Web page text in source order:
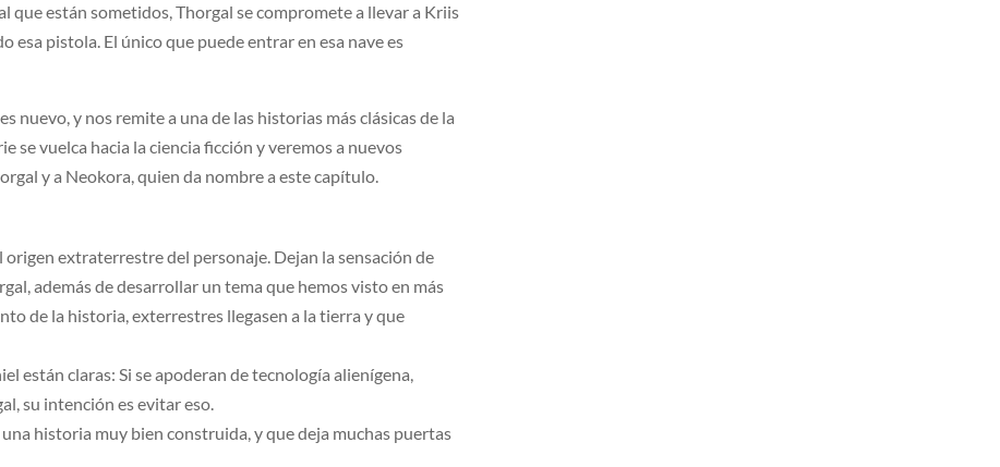
que están sometidos, Thorgal se compromete a llevar a Kriis
esa pistola. El único que puede entrar en esa nave es
nuevo, y nos remite a una de las historias más clásicas de la
se vuelca hacia la ciencia ficción y veremos a nuevos
y a Neokora, quien da nombre a este capítulo.
extraterrestre del personaje. Dejan la sensación de
además de desarrollar un tema que hemos visto en más
de la historia, exterrestres llegasen a la tierra y que
están claras: Si se apoderan de tecnología alienígena,
su intención es evitar eso.
historia muy bien construida, y que deja muchas puertas